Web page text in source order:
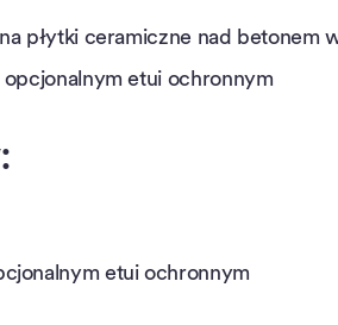
płytki ceramiczne nad
etui ochronnym
etui ochronnym